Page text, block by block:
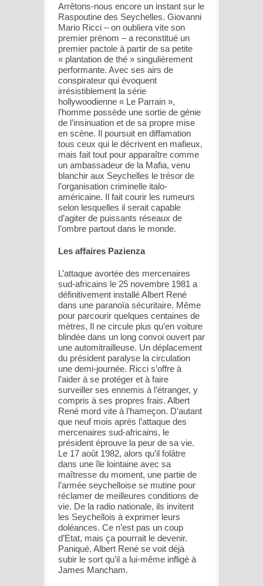
Arrêtons-nous encore un instant sur le
Raspoutine des Seychelles. Giovanni
Mario Ricci – on oubliera vite son
premier prénom – a reconstitué un
premier pactole à partir de sa petite
« plantation de thé » singulièrement
performante. Avec ses airs de
conspirateur qui évoquent
irrésistiblement la série
hollywoodienne « Le Parrain »,
l’homme possède une sortie de génie
de l’insinuation et de sa propre mise
en scène. Il poursuit en diffamation
tous ceux qui le décrivent en mafieux,
mais fait tout pour apparaître comme
un ambassadeur de la Mafia, venu
blanchir aux Seychelles le trésor de
l’organisation criminelle italo-
américaine. Il fait courir les rumeurs
selon lesquelles il serait capable
d’agiter de puissants réseaux de
l’ombre partout dans le monde.
Les affaires Pazienza
L’attaque avortée des mercenaires
sud-africains le 25 novembre 1981 a
définitivement installé Albert René
dans une paranoïa sécuritaire. Même
pour parcourir quelques centaines de
mètres, Il ne circule plus qu’en voiture
blindée dans un long convoi ouvert par
une automitrailleuse. Un déplacement
du président paralyse la circulation
une demi-journée. Ricci s’offre à
l’aider à se protéger et à faire
surveiller ses ennemis à l’étranger, y
compris à ses propres frais. Albert
René mord vite à l’hameçon. D’autant
que neuf mois après l’attaque des
mercenaires sud-africains, le
président éprouve la peur de sa vie.
Le 17 août 1982, alors qu’il folâtre
dans une île lointaine avec sa
maîtresse du moment, une partie de
l’armée seychelloise se mutine pour
réclamer de meilleures conditions de
vie. De la radio nationale, ils invitent
les Seychellois à exprimer leurs
doléances. Ce n’est pas un coup
d’Etat, mais ça pourrait le devenir.
Paniqué, Albert René se voit déjà
subir le sort qu’il a lui-même infligé à
James Mancham.